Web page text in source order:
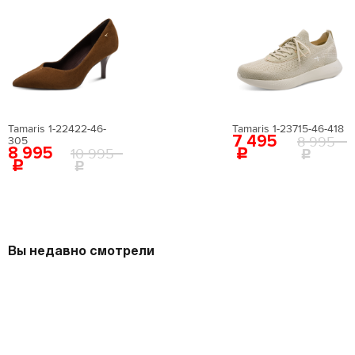
Tamaris 1-22422-46-
305
8 995 10 995
Tamaris 1-23715-46-418
7 495 8 995
Вы недавно смотрели